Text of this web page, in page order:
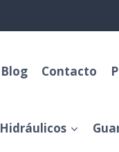
Blog Contacto